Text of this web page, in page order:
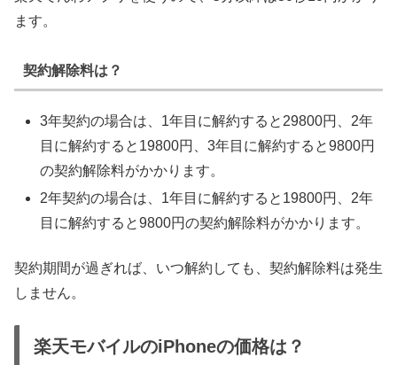
ます。
契約解除料は？
3年契約の場合は、1年目に解約すると29800円、2年
目に解約すると19800円、3年目に解約すると9800円
の契約解除料がかかります。
2年契約の場合は、1年目に解約すると19800円、2年
目に解約すると9800円の契約解除料がかかります。
契約期間が過ぎれば、いつ解約しても、契約解除料は発生
しません。
楽天モバイルのiPhoneの価格は？